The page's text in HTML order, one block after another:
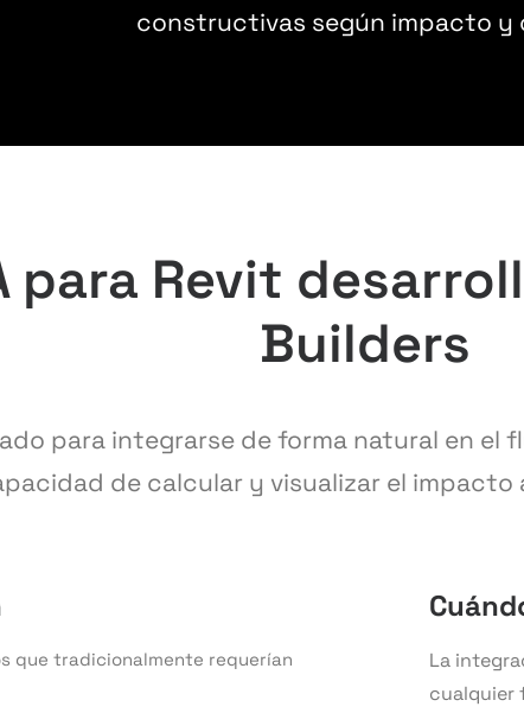
constructivas según impacto y
para Revit
Builders
para integrarse de forma natural en el
de calcular y visualizar el
que tradicionalmente requerían
La
cualquier